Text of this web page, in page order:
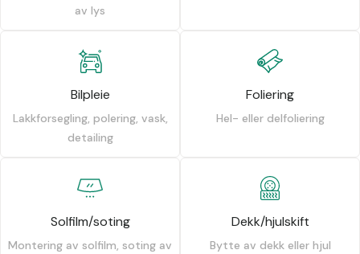
av lys
Bilpleie
Lakkforsegling, polering, vask,
detailing
Foliering
Hel- eller delfoliering
Solfilm/soting
Montering av solfilm, soting av
Dekk/hjulskift
Bytte av dekk eller hjul